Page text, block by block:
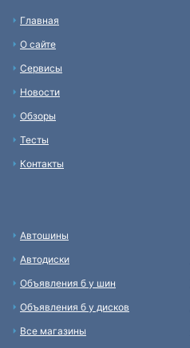
Главная
О сайте
Сервисы
Новости
Обзоры
Тесты
Контакты
Автошины
Автодиски
Объявления б у шин
Объявления б у дисков
Все магазины